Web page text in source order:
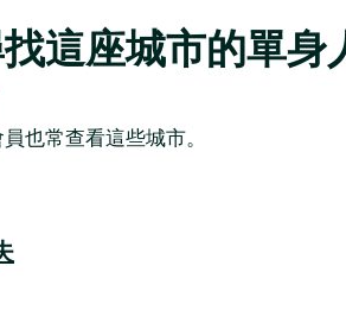
這座城市的單身
也常查看這些城市。